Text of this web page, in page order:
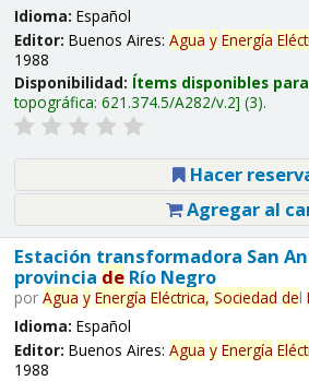
Idioma: Español
Editor: Buenos Aires: Agua y Energía
1988
Disponibilidad: Ítems disponibles
topográfica: 621.374.5/A282/v.2 (3).
Hacer
Agregar al
Estación transformadora San
provincia deRío Negro
por Agua y Energía Eléctrica, Sociedad del
Idioma: Español
Editor: Buenos Aires: Agua y Energía
1988